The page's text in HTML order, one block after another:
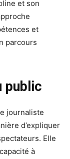
et son
et
parcours
public
journaliste
d’expliquer
Elle
à